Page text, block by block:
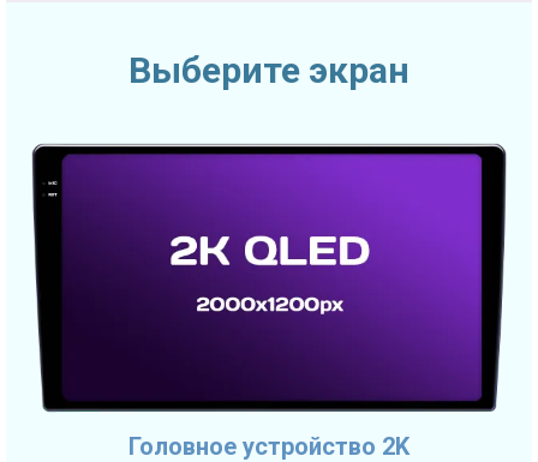
Выберите экран
Головное устройство 2K